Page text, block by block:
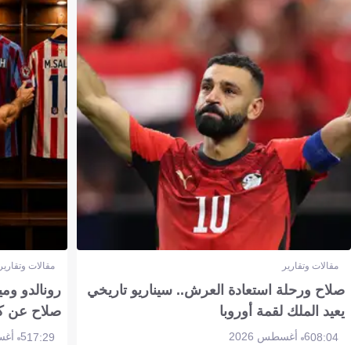
مقالات وتقارير
صلاح ورحلة استعادة العرش.. سيناريو تاريخي
يعيد الملك لقمة أوروبا
08:046 أغسطس 2026
مقالات
رونالدو
صلاح عن
17:295 أغسطس 2026